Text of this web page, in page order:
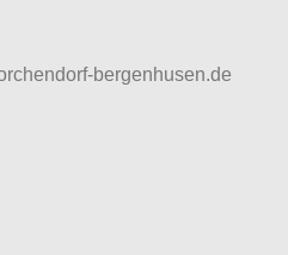
bergenhusen.de